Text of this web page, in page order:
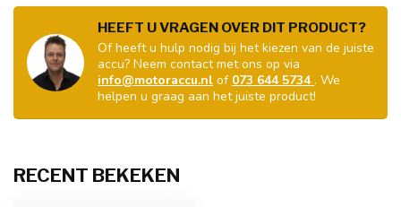
HEEFT U VRAGEN OVER DIT PRODUCT?
Of heeft u hulp nodig bij het kiezen van de juiste
accu? Neem contact met ons op via
info@motoraccu.nl of 073 644 5734 . We
helpen u graag aan het juiste product!
RECENT BEKEKEN